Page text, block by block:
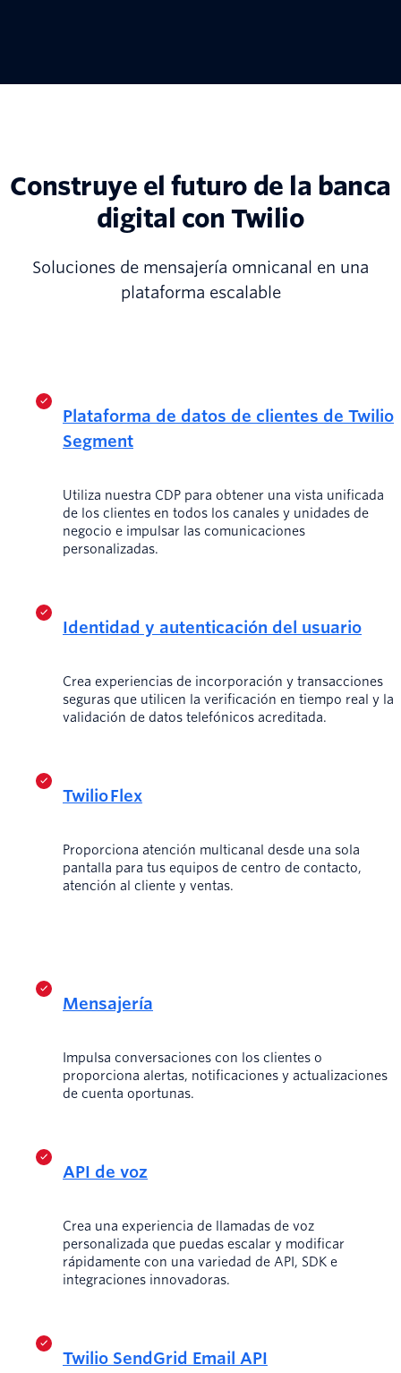
Construye el futuro de la banca
digital con Twilio
Soluciones de mensajería omnicanal en una
plataforma escalable
Plataforma de datos de clientes de Twilio
Segment
Utiliza nuestra CDP para obtener una vista unificada
de los clientes en todos los canales y unidades de
negocio e impulsar las comunicaciones
personalizadas.
Identidad y autenticación del usuario
Crea experiencias de incorporación y transacciones
seguras que utilicen la verificación en tiempo real y la
validación de datos telefónicos acreditada.
Twilio Flex
Proporciona atención multicanal desde una sola
pantalla para tus equipos de centro de contacto,
atención al cliente y ventas.
Mensajería
Impulsa conversaciones con los clientes o
proporciona alertas, notificaciones y actualizaciones
de cuenta oportunas.
API de voz
Crea una experiencia de llamadas de voz
personalizada que puedas escalar y modificar
rápidamente con una variedad de API, SDK e
integraciones innovadoras.
Twilio SendGrid Email API